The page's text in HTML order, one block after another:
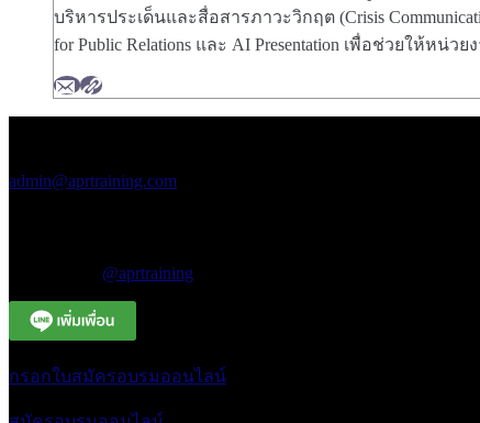
บริหารประเด็นและสื่อสารภาวะวิกฤต (Crisis
for Public Relations และ AI Presentation เพื่อช่วยให้
admin@aprtraining.com
@aprtraining
กรอกใบสมัครอบรมออนไลน์